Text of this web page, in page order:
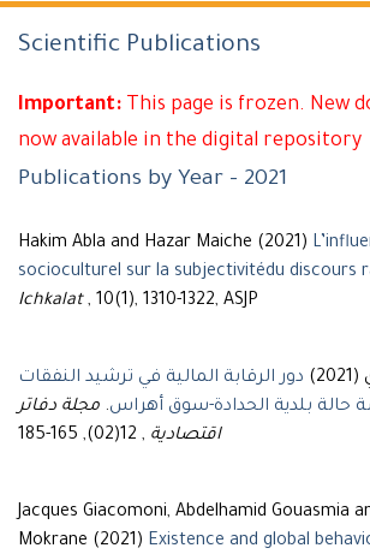
Scientific Publications
Important: This page is frozen. New
now available in the digital repository
Publications by Year - 2021
Hakim Abla and Hazar Maiche (2021)
socioculturel sur la subjectivitédu discours
Ichkalat, 10(1), 1310-1322, ASJP
دور الرقابة المالية في ترشيد النفقات
حالة بلدية الحدادة-سوق أهراس. مجلة دفاتر
اقتصادية , 12(02), 165-185
Jacques Giacomoni, Abdelhamid Gouasmia
Mokrane (2021) Existence and global